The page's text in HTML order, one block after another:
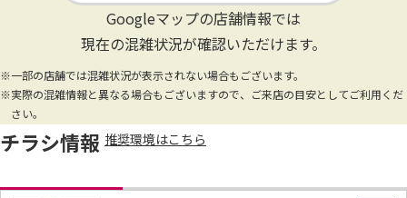
Googleマップの店舗情報では
現在の混雑状況が確認いただけます。
※一部の店舗では混雑状況が表示されない場合もございます。
※実際の混雑情報と異なる場合もございますので、ご来店の目安としてご利用くだ
さい。
チラシ情報 推奨環境はこちら